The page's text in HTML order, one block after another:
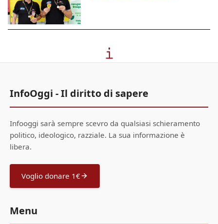
InfoOggi - Il diritto di sapere
Infooggi sarà sempre scevro da qualsiasi schieramento
politico, ideologico, razziale. La sua informazione è
libera.
Voglio donare 1€
Menu